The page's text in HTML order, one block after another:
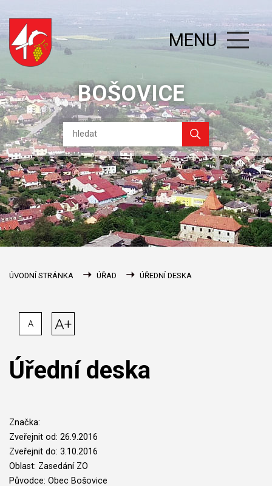
BOŠOVICE
MENU
ÚVODNÍ STRÁNKA ÚŘAD ÚŘEDNÍ DESKA
A A+
Úřední deska
Značka:
Zveřejnit od: 26.9.2016
Zveřejnit do: 3.10.2016
Oblast: Zasedání ZO
Původce: Obec Bošovice